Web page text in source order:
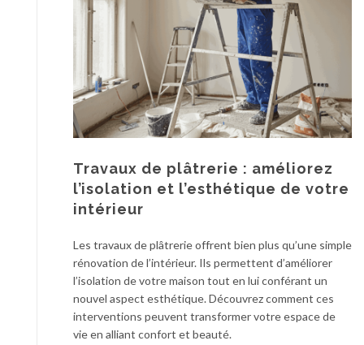
Travaux de plâtrerie : améliorez
l’isolation et l’esthétique de votre
intérieur
Les travaux de plâtrerie offrent bien plus qu’une simple
rénovation de l’intérieur. Ils permettent d’améliorer
l’isolation de votre maison tout en lui conférant un
nouvel aspect esthétique. Découvrez comment ces
interventions peuvent transformer votre espace de
vie en alliant confort et beauté.